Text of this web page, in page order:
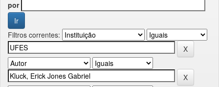
por
Filtros correntes: